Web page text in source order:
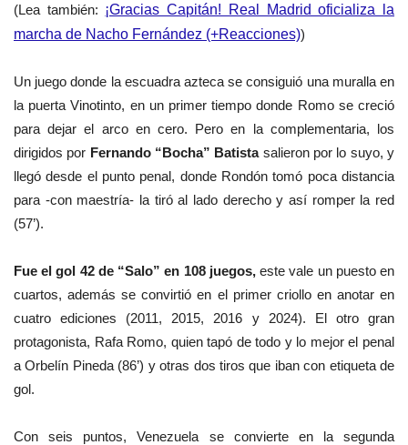
(Lea también: ¡Gracias Capitán! Real Madrid oficializa la
marcha de Nacho Fernández (+Reacciones))
Un juego donde la escuadra azteca se consiguió una muralla en
la puerta Vinotinto, en un primer tiempo donde Romo se creció
para dejar el arco en cero. Pero en la complementaria, los
dirigidos por Fernando “Bocha” Batista salieron por lo suyo, y
llegó desde el punto penal, donde Rondón tomó poca distancia
para -con maestría- la tiró al lado derecho y así romper la red
(57’).
Fue el gol 42 de “Salo” en 108 juegos,este vale un puesto en
cuartos, además se convirtió en el primer criollo en anotar en
cuatro ediciones (2011, 2015, 2016 y 2024). El otro gran
protagonista, Rafa Romo, quien tapó de todo y lo mejor el penal
a Orbelín Pineda (86’) y otras dos tiros que iban con etiqueta de
gol.
Con seis puntos, Venezuela se convierte en la segunda